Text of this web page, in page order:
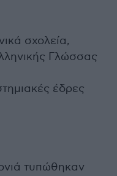
σχολεία,
Γλώσσας
έδρες
τυπώθηκαν